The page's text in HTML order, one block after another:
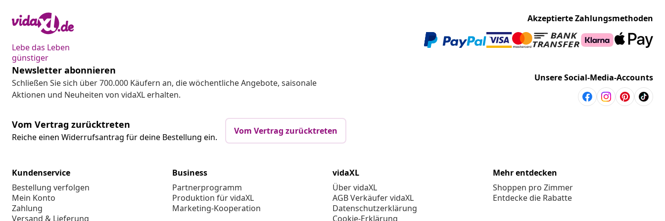
Lebe das Leben
günstiger
Akzeptierte Zahlungsmethoden
Newsletter abonnieren
Schließen Sie sich über 700.000 Käufern an, die wöchentliche Angebote, saisonale
Aktionen und Neuheiten von vidaXL erhalten.
Unsere Social-Media-Accounts
Vom Vertrag zurücktreten
Reiche einen Widerrufsantrag für deine Bestellung ein.
Vom Vertrag zurücktreten
Kundenservice
Bestellung verfolgen
Mein Konto
Zahlung
Versand & Lieferung
Business
Partnerprogramm
Produktion für vidaXL
Marketing-Kooperation
vidaXL
Über vidaXL
AGB Verkäufer vidaXL
Datenschutzerklärung
Cookie-Erklärung
Mehr entdecken
Shoppen pro Zimmer
Entdecke die Rabatte